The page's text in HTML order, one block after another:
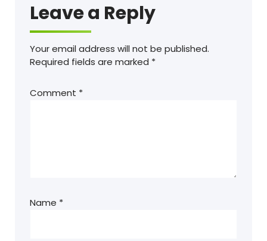
Leave a Reply
Your email address will not be published.
Required fields are marked *
Comment *
Name *